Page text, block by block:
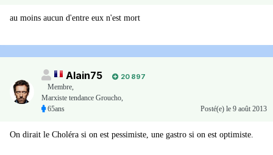
au moins aucun d'entre eux n'est mort
Alain75
20 897
Membre,
Marxiste tendance Groucho,
65ans
Posté(e) le 9 août 2013
On dirait le Choléra si on est pessimiste, une gastro si on est optimiste.